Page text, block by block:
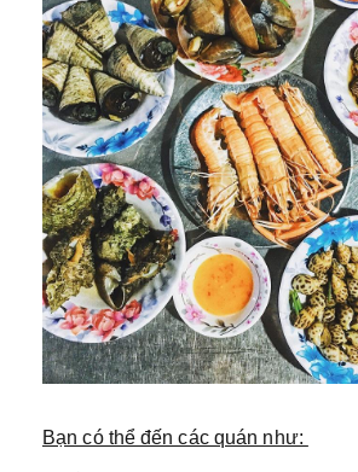
Bạn có thể đến các quán như: